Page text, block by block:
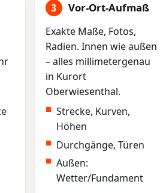
3 Vor-Ort-Aufmaß
Exakte Maße, Fotos,
Radien. Innen wie außen
– alles millimetergenau
in Kurort
Oberwiesenthal.
Strecke, Kurven,
Höhen
Durchgänge, Türen
Außen:
Wetter/Fundament